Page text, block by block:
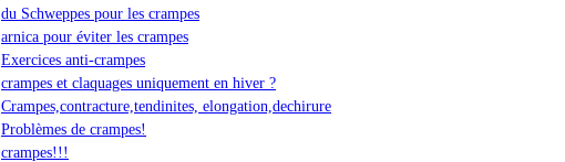
du Schweppes pour les crampes
arnica pour éviter les crampes
Exercices anti-crampes
crampes et claquages uniquement en hiver ?
Crampes,contracture,tendinites, elongation,dechirure
Problèmes de crampes!
crampes!!!